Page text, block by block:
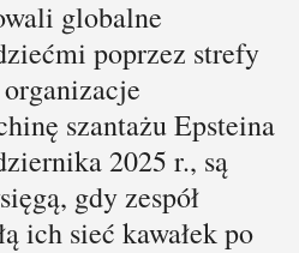
globalne
poprzez strefy
szantażu Epsteina
2025 r., są
gdy zespół
ich sieć kawałek po